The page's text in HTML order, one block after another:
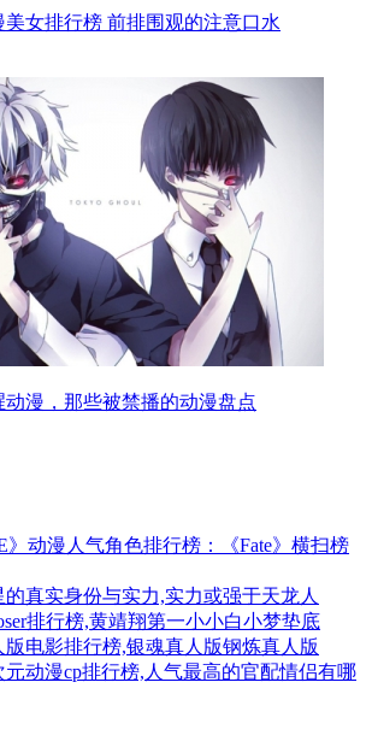
美女排行榜 前排围观的注意口水
动漫，那些被禁播的动漫盘点
》动漫人气角色排行榜：《Fate》横扫榜
真实身份与实力,实力或强于天龙人
排行榜,黄靖翔第一小小白小梦垫底
版电影排行榜,银魂真人版钢炼真人版
动漫cp排行榜,人气最高的官配情侣有哪